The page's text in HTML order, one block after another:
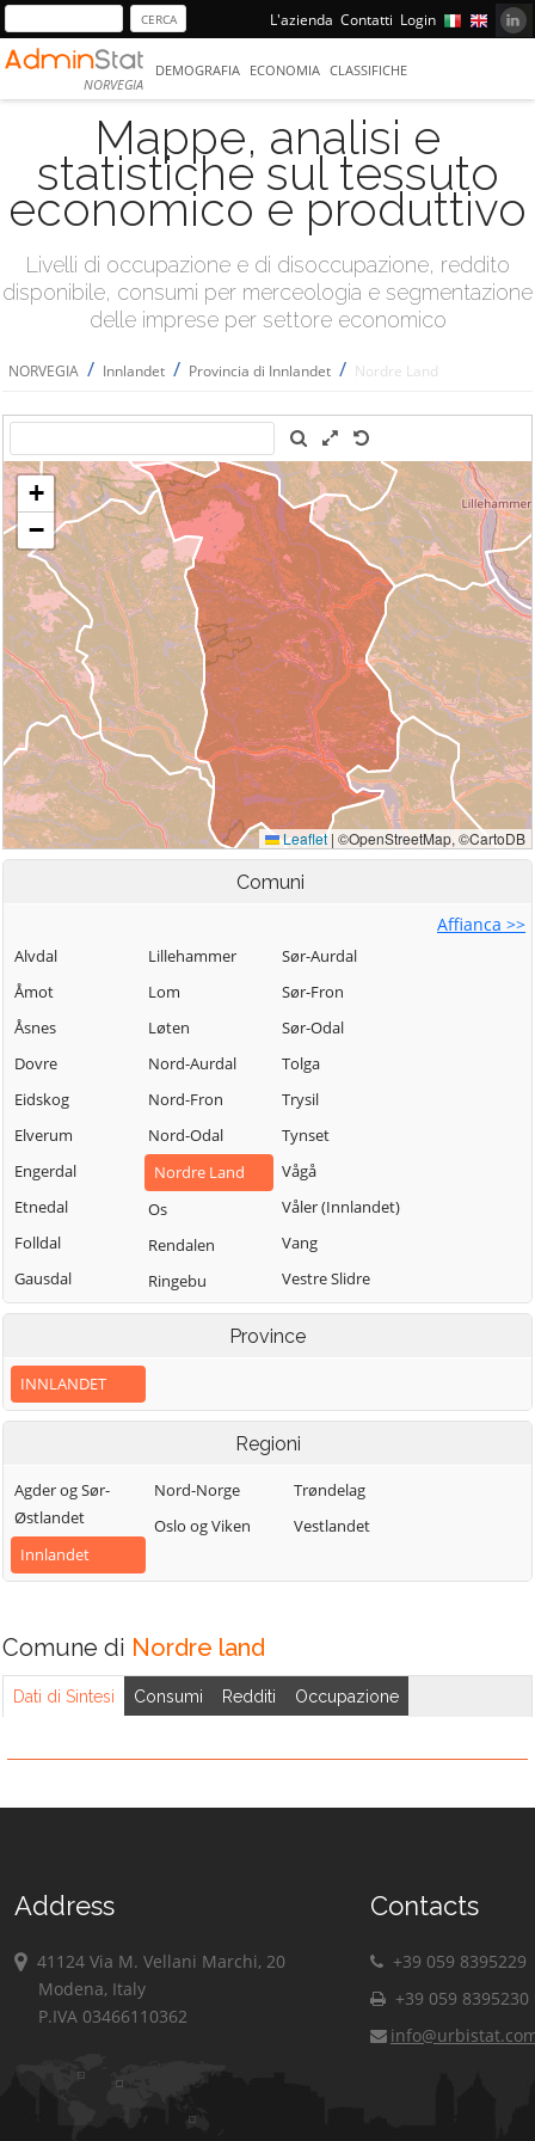
L'azienda Contatti Login
NORVEGIA
DEMOGRAFIA ECONOMIA CLASSIFICHE
Mappe, analisi e
statistiche sul tessuto
economico e produttivo
Livelli di occupazione e di disoccupazione, reddito
disponibile, consumi per merceologia e segmentazione
delle imprese per settore economico
NORVEGIA / Innlandet / Provincia di Innlandet / Nordre Land
Comuni
Affianca >>
Alvdal
Åmot
Åsnes
Dovre
Eidskog
Elverum
Engerdal
Etnedal
Folldal
Gausdal
Gjøvik
Grue
Hamar
Lesja
Lillehammer
Lom
Løten
Nord-Aurdal
Nord-Fron
Nord-Odal
Nordre Land
Os
Rendalen
Ringebu
Ringsaker
Stange
Søndre Land
Sør-Aurdal
Sør-Fron
Sør-Odal
Tolga
Trysil
Tynset
Vågå
Våler (Innlandet)
Vang
Vestre Slidre
Vestre Toten
Østre Toten
Øystre Slidre
Province
INNLANDET
Regioni
Agder og Sør-
Østlandet
Innlandet
Nord-Norge
Oslo og Viken
Trøndelag
Vestlandet
Comune di Nordre land
Dati di Sintesi Consumi Redditi Occupazione
Address
41124 Via M. Vellani Marchi, 20
Modena, Italy
P.IVA 03466110362
Contacts
+39 059 8395229
+39 059 8395230